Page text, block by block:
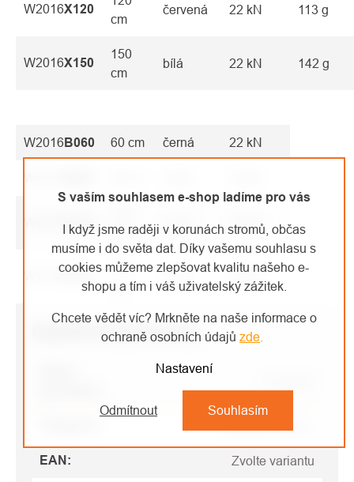
S vaším souhlasem e-shop ladíme pro vás
I když jsme raději v korunách stromů, občas
musíme i do světa dat. Díky vašemu souhlasu s
cookies můžeme zlepšovat kvalitu našeho e-
shopu a tím i váš uživatelský zážitek.
Chcete vědět víc? Mrkněte na naše informace o
ochraně osobních údajů zde
Nastavení
Odmítnout Souhlasím
W2016X120
cm
červená 22 kN 113 g
W2016X150
150
cm
bílá 22 kN 142 g
W2016B060 60 cm černá 22 kN
W2016B120
cm
černá 22 kN
W2016B150
150
cm
černá 22 kN
Doplňkové parametry
EAN : Zvolte variantu